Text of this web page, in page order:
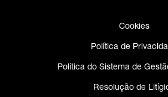
Cookies
Política de
Política do Sistema de
Resolução de